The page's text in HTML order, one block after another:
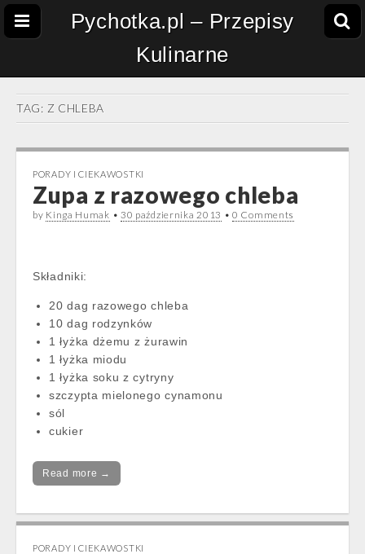
Pychotka.pl – Przepisy
Kulinarne
TAG: Z CHLEBA
PORADY I CIEKAWOSTKI
Zupa z razowego chleba
by Kinga Humak • 30 października 2013 •0 Comments
Składniki:
20 dag razowego chleba
10 dag rodzynków
1 łyżka dżemu z żurawin
1 łyżka miodu
1 łyżka soku z cytryny
szczypta mielonego cynamonu
sól
cukier
Read more →
PORADY I CIEKAWOSTKI